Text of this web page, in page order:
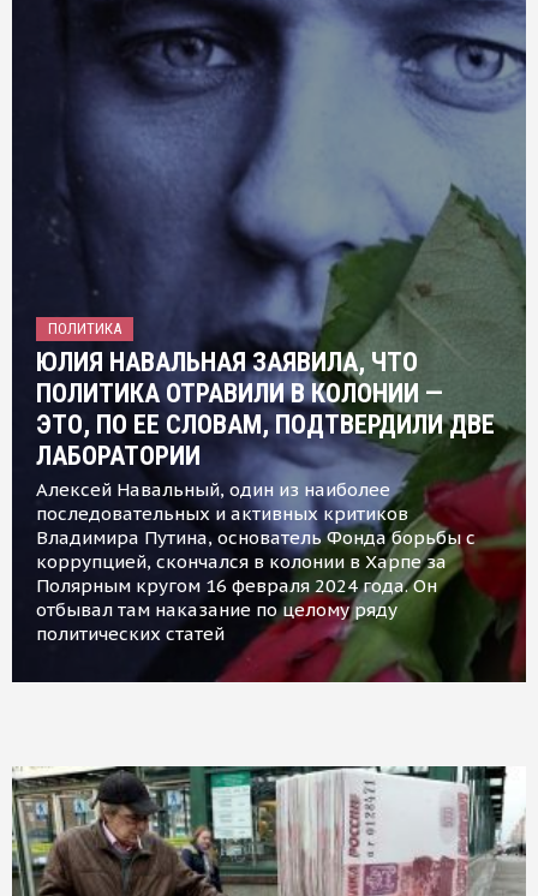
ПОЛИТИКА
ЮЛИЯ НАВАЛЬНАЯ ЗАЯВИЛА, ЧТО
ПОЛИТИКА ОТРАВИЛИ В КОЛОНИИ —
ЭТО, ПО ЕЕ СЛОВАМ, ПОДТВЕРДИЛИ ДВЕ
ЛАБОРАТОРИИ
Алексей Навальный, один из наиболее
последовательных и активных критиков
Владимира Путина, основатель Фонда борьбы с
коррупцией, скончался в колонии в Харпе за
Полярным кругом 16 февраля 2024 года. Он
отбывал там наказание по целому ряду
политических статей